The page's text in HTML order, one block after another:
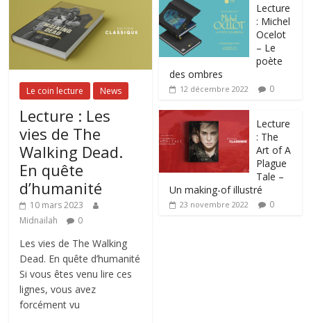
Le coin lecture News
Lecture : Les
vies de The
Walking Dead.
En quête
d’humanité
10 mars 2023
Midnailah
0
Les vies de The Walking
Dead. En quête d’humanité
Si vous êtes venu lire ces
lignes, vous avez
forcément vu
Lecture
: Michel
Ocelot
– Le
poète
des ombres
12 décembre 2022 0
Lecture
: The
Art of A
Plague
Tale –
Un making-of illustré
23 novembre 2022 0